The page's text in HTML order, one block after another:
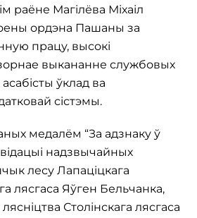
раёне Магілёва Міхаіл
ордэна Пашаны за
працу, высокі
выкананне службовых
ўклад ва
сістэмы.
медалём “За адзнаку ў
надзвычайных
лесу Лапаціцкага
лясгаса Яўген Бельчанка,
Столінскага лясгаса